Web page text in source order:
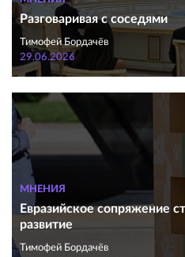
Разговаривая с соседями
Тимофей Бордачёв
29.06.2026
МНЕНИЯ
Евразийское сопряжение
развитие
Тимофей Бордачёв